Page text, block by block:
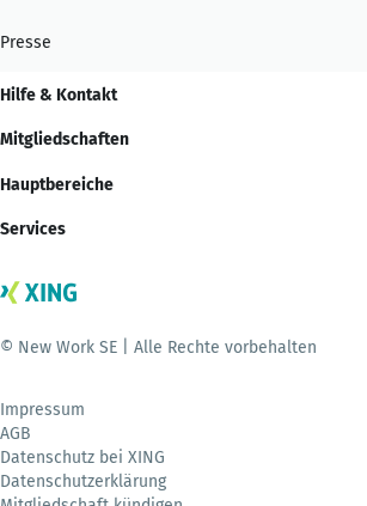
Presse
Hilfe & Kontakt
Mitgliedschaften
Hauptbereiche
Services
© New Work SE | Alle Rechte vorbehalten
Impressum
AGB
Datenschutz bei XING
Datenschutzerklärung